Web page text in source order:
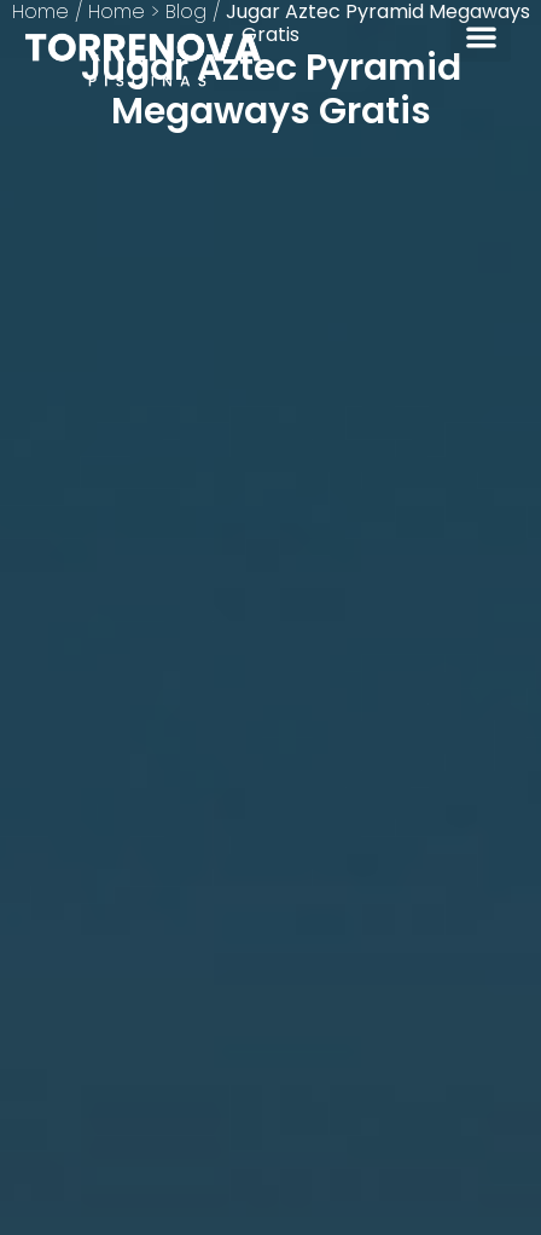
Home / Home > Blog / Jugar Aztec Pyramid Megaways
Gratis
Jugar Aztec Pyramid
Megaways Gratis